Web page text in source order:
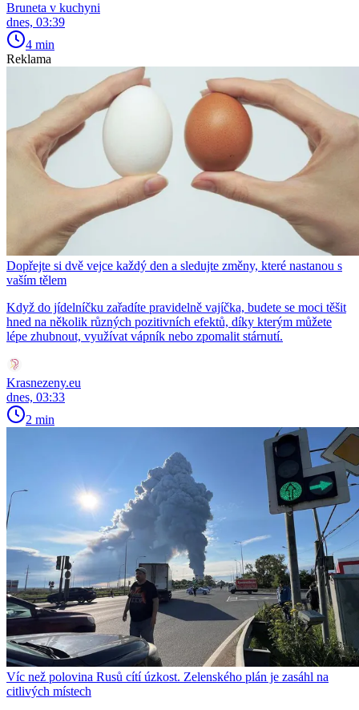
Bruneta v kuchyni
dnes, 03:39
4 min
Reklama
Dopřejte si dvě vejce každý den a sledujte změny, které nastanou s
vaším tělem
Když do jídelníčku zařadíte pravidelně vajíčka, budete se moci těšit
hned na několik různých pozitivních efektů, díky kterým můžete
lépe zhubnout, využívat vápník nebo zpomalit stárnutí.
Krasnezeny.eu
dnes, 03:33
2 min
Víc než polovina Rusů cítí úzkost. Zelenského plán je zasáhl na
citlivých místech